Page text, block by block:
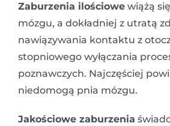
Zaburzenia ilościowe wiążą
mózgu, a dokładniej z utratą
nawiązywania kontaktu z
stopniowego wyłączania
poznawczych. Najczęściej
niedomogą pnia mózgu.
Jakościowe zaburzenia